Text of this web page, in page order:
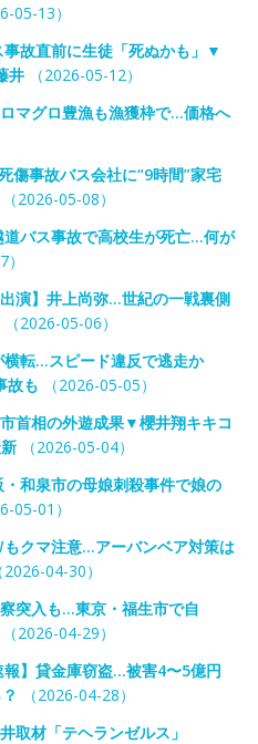
05-13）
故直前に生徒「死ぬかも」▼
井（2026-05-12）
グロ豊漁も漁獲枠で…価格へ
傷事故バス会社に“9時間”家宅
（2026-05-08）
バス事故で高校生が死亡…何が
演】井上尚弥…世紀の一戦裏側
（2026-05-06）
転…スピード違反で逃走か
故も （2026-05-05）
首相の外遊成果▼櫻井翔キキコ
（2026-05-04）
和泉市の母娘刺殺事件で娘の
05-01）
クマ注意…アーバンベア対策は
04-30）
突入も…東京・福生市で自
2026-04-29）
】貸金庫窃盗…被害4〜5億円
（2026-04-28）
材「テヘランゼルス」